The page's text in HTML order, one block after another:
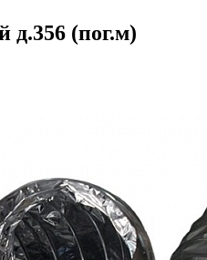
д.356 (пог.м)